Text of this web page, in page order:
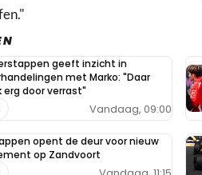
geeft inzicht in
met Marko: "Daar
erg door verrast"
Vandaag, 09:00
opent de deur voor nieuw
op Zandvoort